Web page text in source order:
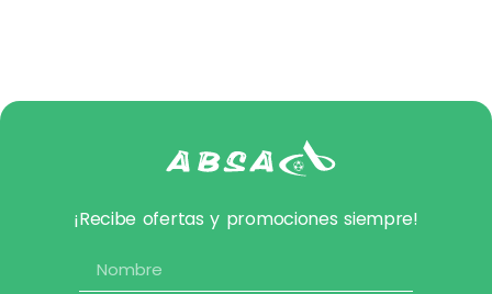
¡Recibe ofertas y promociones siempre!